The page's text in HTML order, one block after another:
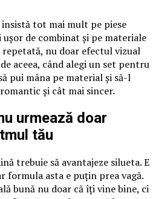
tot mai mult pe piese
de combinat și pe materiale
nu doar efectul vizual
aceea, când alegi un set pentru
pui mâna pe material și să-l
și cât mai sincer.
urmează doar
tău
trebuie să avantajeze silueta. E
formula asta e puțin prea vagă.
bună nu doar că îți vine bine, ci